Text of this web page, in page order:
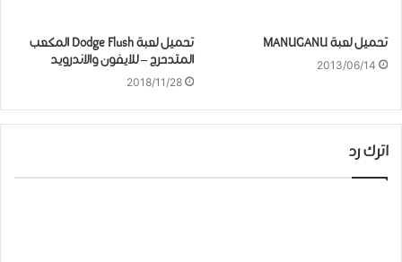
تحميل لعبة MANUGANU
2013/06/14
تحميل لعبة Dodge Flush المكعب
المتدحرج – للايفون والاندرويد
2018/11/28
اترك رد